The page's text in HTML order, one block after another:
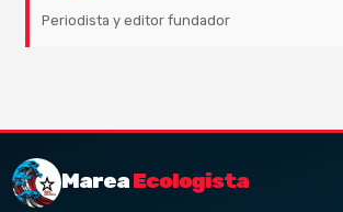
Periodista y editor fundador
MareaEcologista